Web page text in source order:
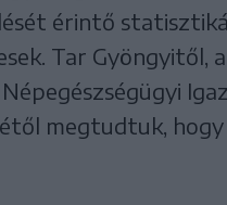
érintő
Tar Gyöngyitől,
megtudtuk, hogy